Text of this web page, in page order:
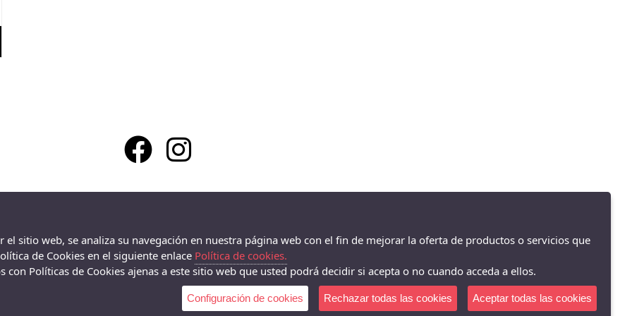
sitio web, se analiza su navegación en nuestra página web con el fin de mejorar la oferta de productos o servicios que
de Cookies en el siguiente enlace Política de cookies.
Políticas de Cookies ajenas a este sitio web que usted podrá decidir si acepta o no cuando acceda a ellos.
Configuración de cookies Rechazar todas las cookies Aceptar todas las cookies